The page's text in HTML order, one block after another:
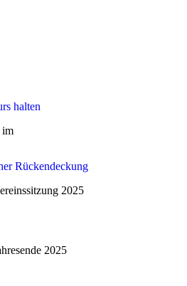
halten
im
Rückendeckung
2025
2025